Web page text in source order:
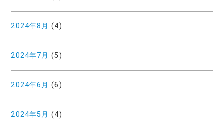
2024年8月 (4)
2024年7月 (5)
2024年6月 (6)
2024年5月 (4)